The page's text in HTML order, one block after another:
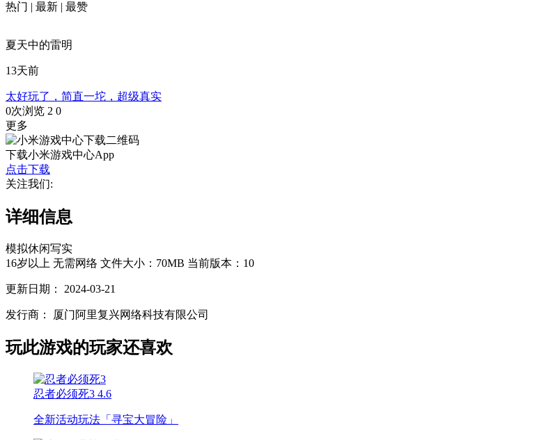
热门 | 最新 | 最赞
夏天中的雷明
13天前
太好玩了，简直一坨，超级真实
0次浏览 2 0
更多
下载小米游戏中心App
点击下载
关注我们:
详细信息
模拟休闲写实
16岁以上 无需网络 文件大小：70MB 当前版本：10
更新日期： 2024-03-21
发行商： 厦门阿里复兴网络科技有限公司
玩此游戏的玩家还喜欢
忍者必须死3 4.6
全新活动玩法「寻宝大冒险」